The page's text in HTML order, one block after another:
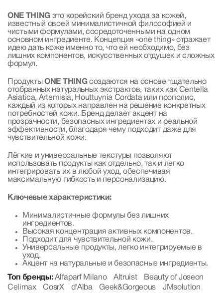
ONE THING это корейский бренд ухода за кожей,
известный своей минималистичной философией и
чистыми формулами, сосредоточенными на одном
основном ингредиенте. Концепция «one thing» отражает
идею дать коже именно то, что ей необходимо, без
лишних компонентов, искусственных отдушек и сложных
формул.
ПродуктыONE THINGсоздаются на основе тщательно
отобранных натуральных экстрактов, таких как Centella
Asiatica, Artemisia, Houttuynia Cordata или прополис,
каждый из которых направлен на решение конкретных
потребностей кожи. Бренд делает акцент на
прозрачности, безопасных ингредиентах и реальной
эффективности, благодаря чему подходит даже для
чувствительной кожи.
Лёгкие и универсальные текстуры позволяют
использовать продукты как отдельно, так и легко
интегрировать их в любой уход, обеспечивая
максимальную гибкость и персонализацию.
Ключевые характеристики:
Минималистичные формулы без лишних
ингредиентов.
Высокая концентрация активных компонентов.
Подходит для чувствительной кожи.
Универсальные продукты, легко интегрируемые в
уход.
Акцент на натуральные и безопасные ингредиенты.
Топ бренды: Alfaparf Milano Altruist
Beauty of Joseon
Celimax
CosrX d'Alba Geek&Gorgeous
JMsolution